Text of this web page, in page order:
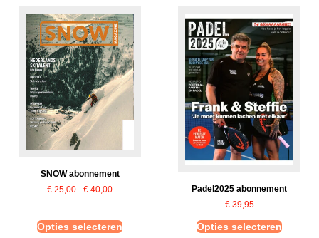
SNOW abonnement
€ 25,00 - € 40,00
Opties selecteren
Padel2025 abonnement
€39,95
Opties selecteren